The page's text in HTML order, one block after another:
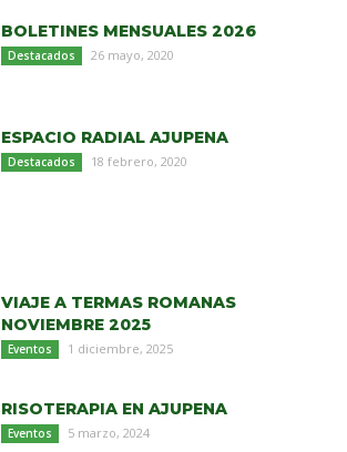
BOLETINES MENSUALES 2026
Destacados 26 mayo, 2020
ESPACIO RADIAL AJUPENA
Destacados 18 febrero, 2020
VIAJE A TERMAS ROMANAS
NOVIEMBRE 2025
Eventos 1 diciembre, 2025
RISOTERAPIA EN AJUPENA
Eventos 5 marzo, 2024